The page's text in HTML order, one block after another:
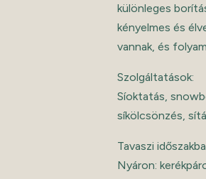
különleges
kényelmes és
vannak, és
Szolgáltatások:
Síoktatás,
síkölcsönzés,
Tavaszi
Nyáron: